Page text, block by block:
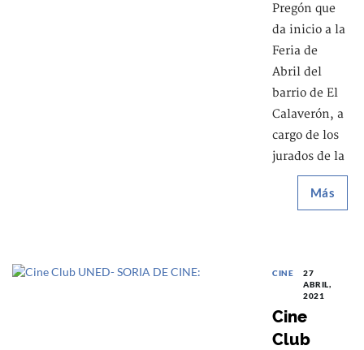
Pregón que
da inicio a la
Feria de
Abril del
barrio de El
Calaverón, a
cargo de los
jurados de la
Más
CINE
27
ABRIL,
2021
Cine
Club